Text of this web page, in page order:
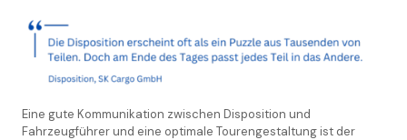
Eine gute Kommunikation zwischen Disposition und
Fahrzeugführer und eine optimale Tourengestaltung ist der